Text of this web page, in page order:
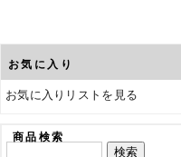
お気に入り
お気に入りリストを見る
商品検索